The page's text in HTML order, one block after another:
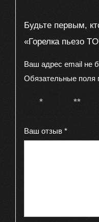
Будьте первым,
«Горелка пьезо
Ваш адрес email не
Обязательные поля
1 из 5
2 из 5
Ваш отзыв *